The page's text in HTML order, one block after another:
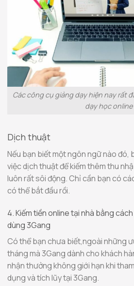
Các công cụ giảng dạy hiện nay rất
dạy học online
Dịch thuật
Nếu bạn biết một ngôn ngữ nào đó,
việc dịch thuật để kiếm thêm thu
luôn rất sôi động. Chỉ cần bạn có
có thể bắt đầu rồi.
4. Kiếm tiền online tại nhà bằng
dùng 3Gang
Có thể bạn chưa biết,ngoài những
tháng mà 3Gang dành cho khách
nhận thưởng không giới hạn khi
dụng và tích lũy tại 3Gang.